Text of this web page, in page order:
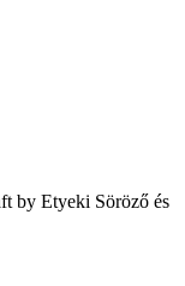
by Etyeki Söröző és